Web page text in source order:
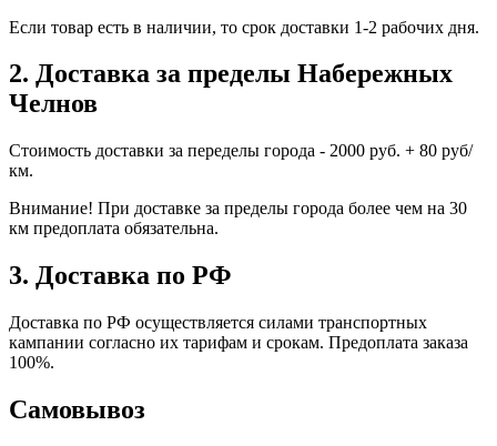
Если товар есть в наличии, то срок доставки 1-2 рабочих дня.
2. Доставка за пределы Набережных
Челнов
Стоимость доставки за переделы города - 2000 руб. + 80 руб/
км.
Внимание! При доставке за пределы города более чем на 30
км предоплата обязательна.
3. Доставка по РФ
Доставка по РФ осуществляется силами транспортных
кампании согласно их тарифам и срокам. Предоплата заказа
100%.
Самовывоз